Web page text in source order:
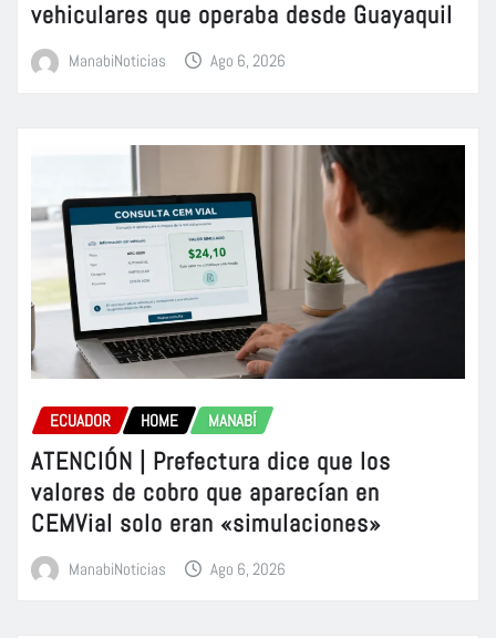
vehiculares que operaba desde Guayaquil
ManabiNoticias Ago 6, 2026
ECUADOR HOME MANABÍ
ATENCIÓN | Prefectura dice que los
valores de cobro que aparecían en
CEMVial solo eran «simulaciones»
ManabiNoticias Ago 6, 2026